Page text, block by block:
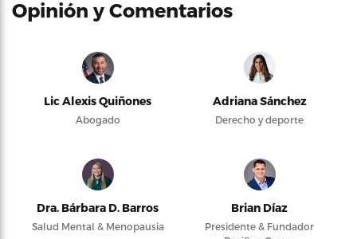
Opinión y Comentarios
Lic Alexis Quiñones
Abogado
Adriana Sánchez
Derecho y deporte
Dra. Bárbara D. Barros
Salud Mental & Menopausia
Brian Díaz
Presidente & Fundador